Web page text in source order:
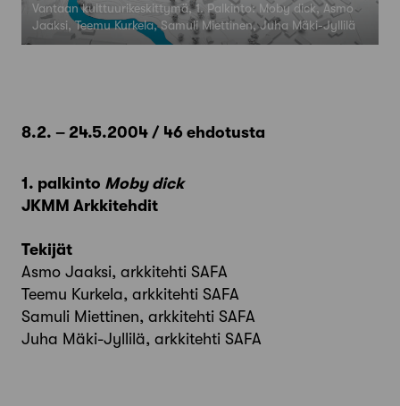
Vantaan kulttuurikeskittymä, 1. Palkinto: Moby dick, Asmo
Jaaksi, Teemu Kurkela, Samuli Miettinen, Juha Mäki-Jyllilä
8.2. – 24.5.2004 / 46 ehdotusta
1. palkinto Moby dick
JKMM Arkkitehdit
Tekijät
Asmo Jaaksi, arkkitehti SAFA
Teemu Kurkela, arkkitehti SAFA
Samuli Miettinen, arkkitehti SAFA
Juha Mäki-Jyllilä, arkkitehti SAFA